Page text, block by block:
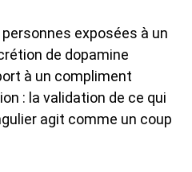
exposées à un
de dopamine
à un compliment
: la validation de ce qui
agit comme un coup